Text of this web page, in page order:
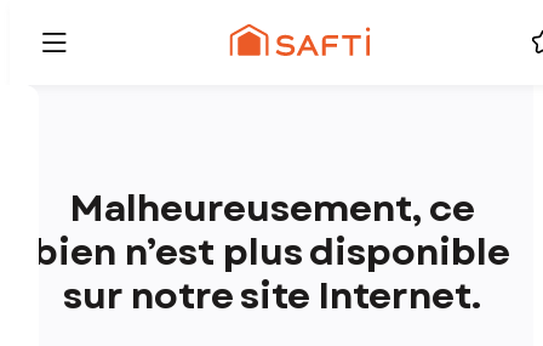
Malheureusement, ce
bien n’est plus disponible
sur notre site Internet.